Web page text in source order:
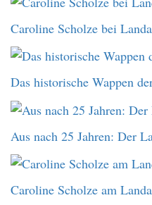
Caroline Scholze bei
Das historische Wappen
Aus nach 25 Jahren: Der
Caroline Scholze am